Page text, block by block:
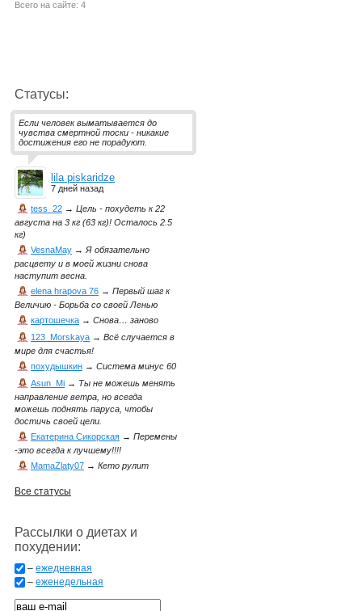
Всего на сайте: 4
Статусы:
Если человек выматывается до
чувства смертной тоски - никакие
достижения его не порадуют.
lila piskaridze
7 дней назад
tess_22 → Цель - похудеть к 22
августа на 3 кг (63 кг)! Осталось 2.5
кг)
VesnaMay →Я обязательно
расцвету и в моей жизни снова
наступит весна.
elena hrapova 76 → Первый шаг к
Величию - Борьба со своей Ленью
картошечка → Снова… заново
123_Morskaya → Всё случается в
мире для счастья!
похудышкин → Система минус 60
Asun_Mi → Ты не можешь менять
направление ветра, но всегда
можешь поднять паруса, чтобы
достичь своей цели.
Екатерина Сикорская → Перемены
-это всегда к лучшему!!!!
MamaZlaty07 → Кето рулит
Все статусы
Рассылки о диетах и
похудении:
– ежедневная
– еженедельная